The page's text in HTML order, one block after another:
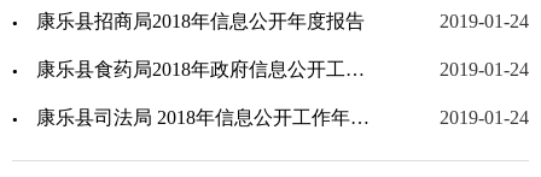
康乐县招商局2018年信息公开年度报告 2019-01-24
康乐县食药局2018年政府信息公开工作年度报告 2019-01-24
康乐县司法局 2018年信息公开工作年度报告 2019-01-24